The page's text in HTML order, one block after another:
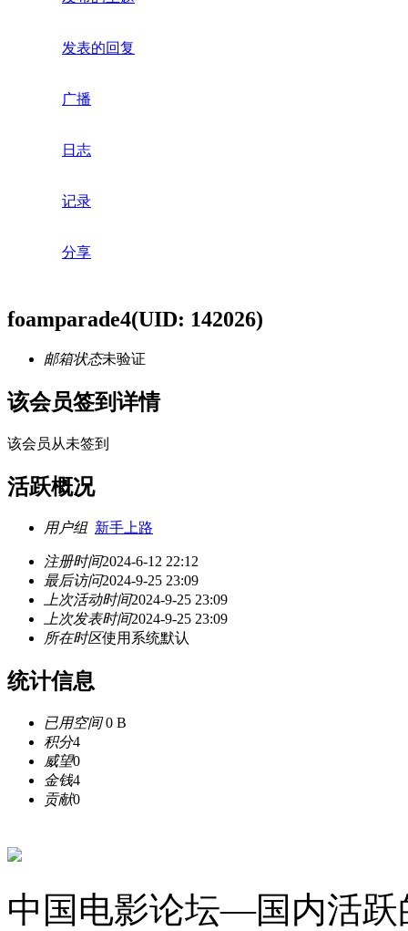
发表的回复
广播
日志
记录
分享
foamparade4(UID: 142026)
邮箱状态未验证
该会员签到详情
该会员从未签到
活跃概况
用户组 新手上路
注册时间2024-6-12 22:12
最后访问2024-9-25 23:09
上次活动时间2024-9-25 23:09
上次发表时间2024-9-25 23:09
所在时区使用系统默认
统计信息
已用空间0 B
积分4
威望0
金钱4
贡献0
中国电影论坛—国内活跃